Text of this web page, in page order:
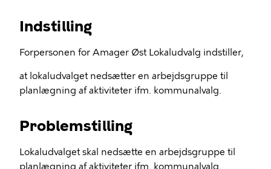
Indstilling
Forpersonen for Amager Øst Lokaludvalg indstiller,
at lokaludvalget nedsætter en arbejdsgruppe til
planlægning af aktiviteter ifm. kommunalvalg.
Problemstilling
Lokaludvalget skal nedsætte en arbejdsgruppe til
planlægning af aktiviteter ifm. kommunalvalg.